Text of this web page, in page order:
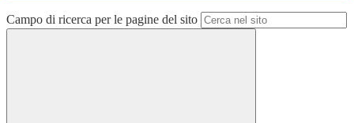
Campo di ricerca per le pagine del sito